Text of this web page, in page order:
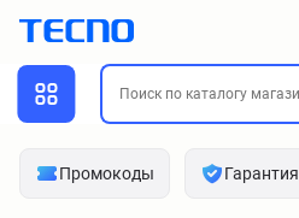
Промокоды Гарантия